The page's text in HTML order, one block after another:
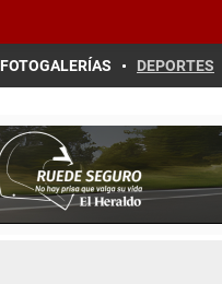
FOTOGALERÍAS DEPORTES